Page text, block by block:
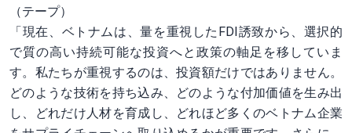
（テープ）
「現在、ベトナムは、量を重視したFDI誘致から、選択的
で質の高い持続可能な投資へと政策の軸足を移していま
す。私たちが重視するのは、投資額だけではありません。
どのような技術を持ち込み、どのような付加価値を生み出
し、どれだけ人材を育成し、どれほど多くのベトナム企業